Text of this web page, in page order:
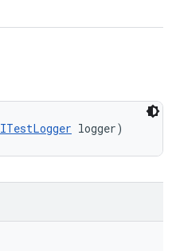
ITestLogger logger)